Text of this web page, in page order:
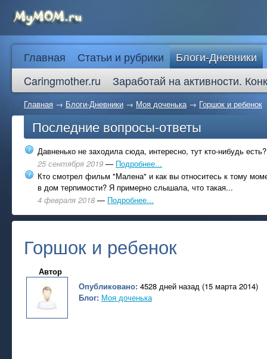
Главная Статьи и рубрики
Блоги-Дневники
Caringmother.ru
Заработай на активности.
Главная → Блоги-Дневники → Моя доченька→ Горшок и ребенок
Последние вопросы-ответы
Давненько не заходила сюда, интересно, тут кто-нибудь есть?
25 сентября 2019 — Подробнее...
Кто смотрел фильм "Малена" и как вы относитесь к тому
в дом терпимости? Я примерно слышала, что такая...
4 февраля 2018 — Подробнее...
Горшок и ребенок
Автор
Опубликовано: 4528 дней назад (15 марта 2014)
Блог: Моя доченька